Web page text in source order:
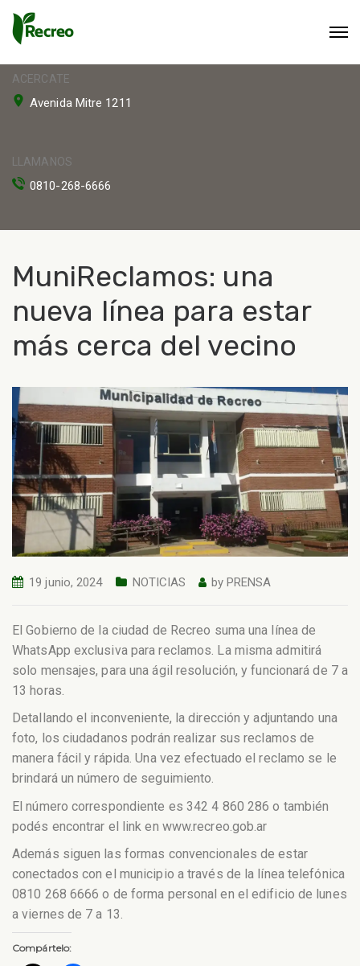
ACERCATE
Avenida Mitre 1211
LLAMANOS
0810-268-6666
MuniReclamos: una
nueva línea para estar
más cerca del vecino
19 junio, 2024 NOTICIAS by PRENSA
El Gobierno de la ciudad de Recreo suma una línea de
WhatsApp exclusiva para reclamos. La misma admitirá
solo mensajes, para una ágil resolución, y funcionará de 7 a
13 horas.
Detallando el inconveniente, la dirección y adjuntando una
foto, los ciudadanos podrán realizar sus reclamos de
manera fácil y rápida. Una vez efectuado el reclamo se le
brindará un número de seguimiento.
El número correspondiente es 342 4 860 286 o también
podés encontrar el link en www.recreo.gob.ar
Además siguen las formas convencionales de estar
conectados con el municipio a través de la línea telefónica
0810 268 6666 o de forma personal en el edificio de lunes
a viernes de 7 a 13.
Compártelo: